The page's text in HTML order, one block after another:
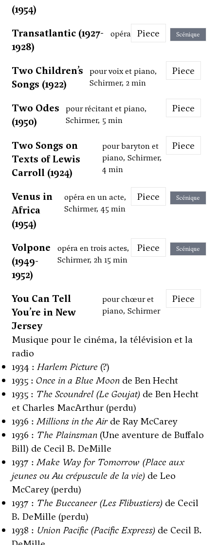
(1954)
Transatlantic (1927-
1928)
opéra Piece Scénique
Two Children’s
Songs (1922)
pour voix et piano,
Schirmer, 2 min
Piece
Two Odes
(1950)
pour récitant et piano,
Schirmer, 5 min
Piece
Two Songs on
Texts of Lewis
Carroll (1924)
pour baryton et
piano, Schirmer,
4 min
Piece
Venus in
Africa
(1954)
opéra en un acte,
Schirmer, 45 min
Piece Scénique
Volpone
(1949-
1952)
opéra en trois actes,
Schirmer, 2h 15 min
Piece Scénique
You Can Tell
You’re in New
Jersey
pour chœur et
piano, Schirmer
Piece
Musique pour le cinéma, la télévision et la
radio
1934 : Harlem Picture (?)
1935 : Once in a Blue Moon de Ben Hecht
1935 : The Scoundrel (Le Goujat) de Ben Hecht
et Charles MacArthur (perdu)
1936 :Millions in the Airde Ray McCarey
1936 : The Plainsman (Une aventure de Buffalo
Bill) de Cecil B. DeMille
1937 :Make Way for Tomorrow (Place aux
jeunes ou Au crépuscule de la vie) de Leo
McCarey (perdu)
1937 : The Buccaneer (Les Flibustiers) de Cecil
B. DeMille (perdu)
1938 : Union Pacific (Pacific Express) de Cecil B.